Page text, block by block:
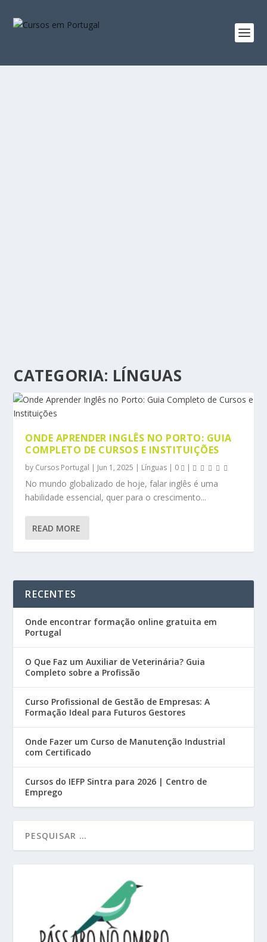
CATEGORIA: LÍNGUAS
ONDE APRENDER INGLÊS NO PORTO: GUIA
COMPLETO DE CURSOS E INSTITUIÇÕES
by Cursos Portugal | Jun 1, 2025 | Línguas | 0 |
No mundo globalizado de hoje, falar inglês é uma
habilidade essencial, quer para o crescimento...
READ MORE
RECENTES
Onde encontrar formação online gratuita em
Portugal
O Que Faz um Auxiliar de Veterinária? Guia
Completo sobre a Profissão
Curso Profissional de Gestão de Empresas: A
Formação Ideal para Futuros Gestores
Onde Fazer um Curso de Manutenção Industrial
com Certificado
Cursos do IEFP Sintra para 2026 | Centro de
Emprego